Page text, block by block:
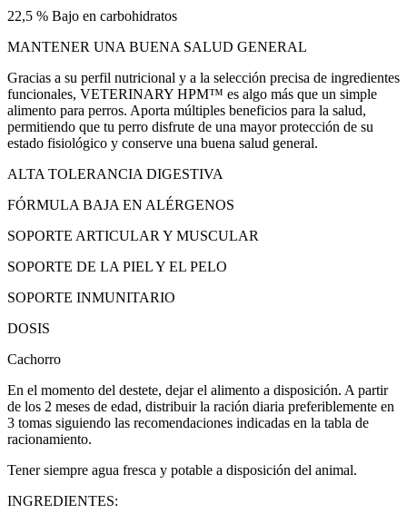
22,5 % Bajo en carbohidratos
MANTENER UNA BUENA SALUD GENERAL
Gracias a su perfil nutricional y a la selección precisa de ingredientes
funcionales, VETERINARY HPM™ es algo más que un simple
alimento para perros. Aporta múltiples beneficios para la salud,
permitiendo que tu perro disfrute de una mayor protección de su
estado fisiológico y conserve una buena salud general.
ALTA TOLERANCIA DIGESTIVA
FÓRMULA BAJA EN ALÉRGENOS
SOPORTE ARTICULAR Y MUSCULAR
SOPORTE DE LA PIEL Y EL PELO
SOPORTE INMUNITARIO
DOSIS
Cachorro
En el momento del destete, dejar el alimento a disposición. A partir
de los 2 meses de edad, distribuir la ración diaria preferiblemente en
3 tomas siguiendo las recomendaciones indicadas en la tabla de
racionamiento.
Tener siempre agua fresca y potable a disposición del animal.
INGREDIENTES: